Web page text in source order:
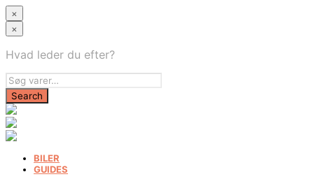
×
×
Hvad leder du efter?
BILER
GUIDES